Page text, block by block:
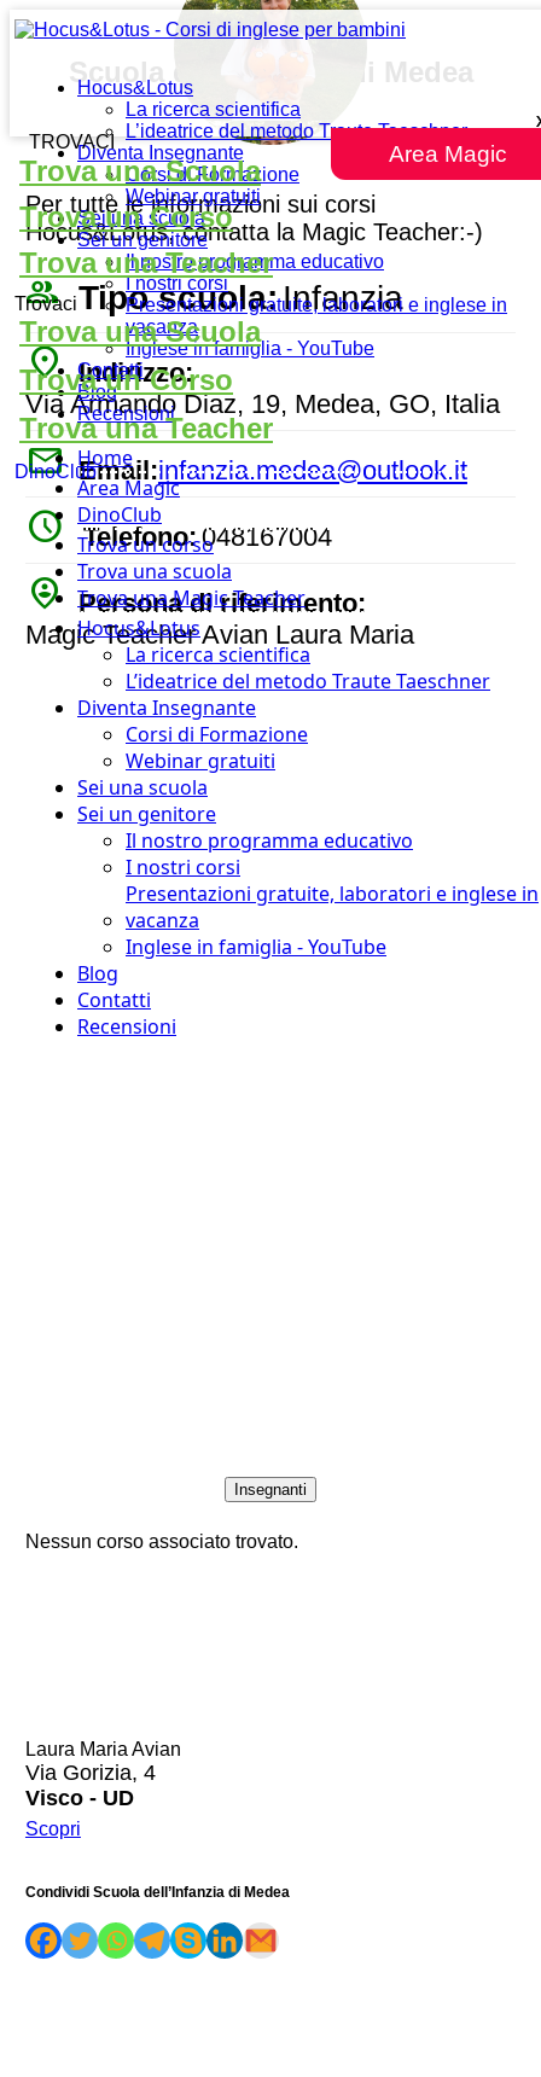
Hocus&Lotus
La ricerca scientifica
L’ideatrice del metodo Traute Taeschner
Diventa Insegnante
Corsi di Formazione
Webinar gratuiti
Sei una scuola
Sei un genitore
Il nostro programma educativo
I nostri corsi
Presentazioni gratuite, laboratori e inglese in
vacanza
Inglese in famiglia - YouTube
Contatti
Blog
Recensioni
Home
Area Magic
DinoClub
Trova un corso
Trova una scuola
Trova una Magic Teacher
Hocus&Lotus
La ricerca scientifica
L’ideatrice del metodo Traute Taeschner
Diventa Insegnante
Corsi di Formazione
Webinar gratuiti
Sei una scuola
Sei un genitore
Il nostro programma educativo
I nostri corsi
Presentazioni gratuite, laboratori e inglese in
vacanza
Inglese in famiglia - YouTube
Blog
Contatti
Recensioni
Area Magic
TROVACI
Trova una Scuola
Trova un Corso
Trova una Teacher
Trovaci
Trova una Scuola
Trova un Corso
Trova una Teacher
DinoClub
Scuola dell’Infanzia di Medea
Per tutte le informazioni sui corsi
Hocus&Lotus, contatta la Magic Teacher:-)
people_outline Tipo scuola:Infanzia
place Indirizzo:
Via Armando Diaz, 19, Medea, GO, Italia
mail Email:infanzia.medea@outlook.it
watch_later Telefono:048167004
person_pin_circle Persona di riferimento:
Magic Teacher Avian Laura Maria
Insegnanti
Nessun corso associato trovato.
Laura Maria Avian
Via Gorizia, 4
Visco - UD
Scopri
Condividi Scuola dell’Infanzia di Medea